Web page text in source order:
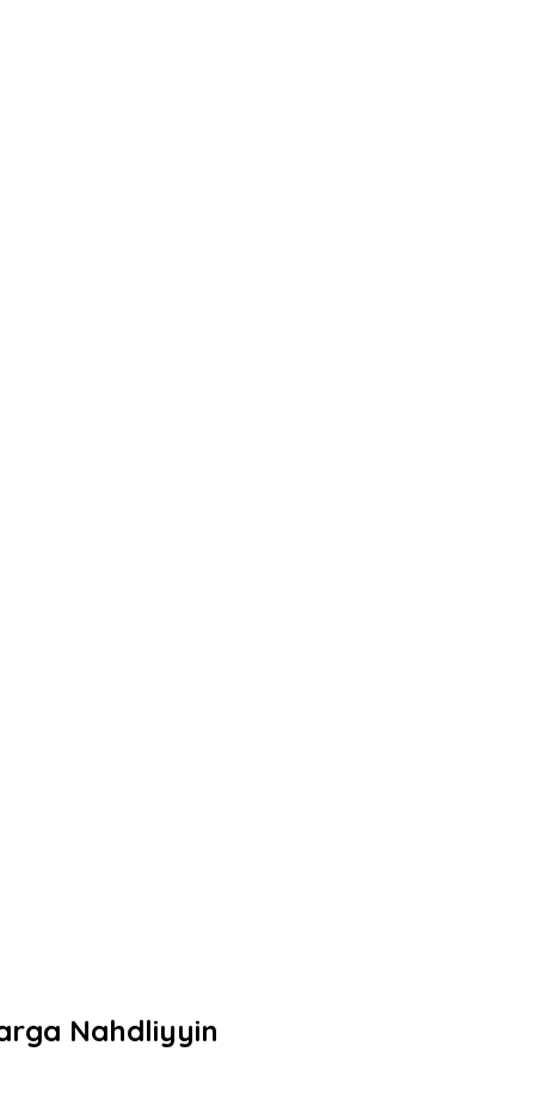
Nahdliyyin